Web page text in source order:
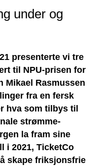
under og
presenterte vi tre
til NPU-prisen for
Mikael Rasmussen
fra en fersk
hva som tilbys til
strømme-
la fram sine
i 2021, TicketCo
skape friksjonsfrie